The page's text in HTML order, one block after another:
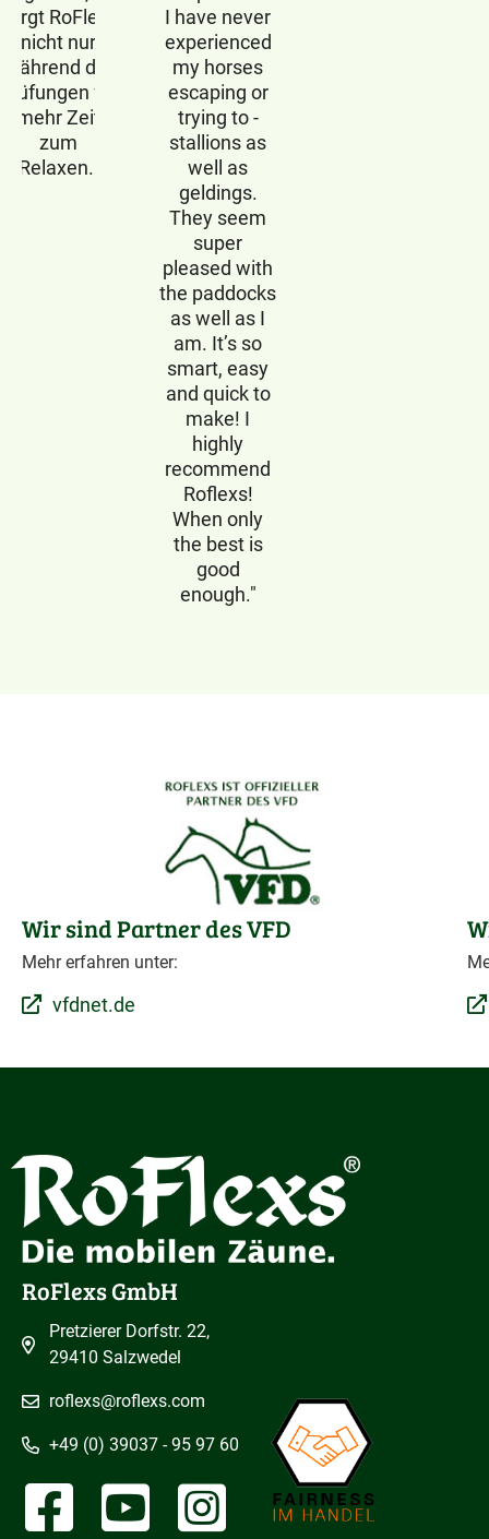
sorgt RoFlexs
nicht nur
während der
Prüfungen für
mehr Zeit
zum
Relaxen.
I have never
experienced
my horses
escaping or
trying to -
stallions as
well as
geldings.
They seem
super
pleased with
the paddocks
as well as I
am. It’s so
smart, easy
and quick to
make! I
highly
recommend
Roflexs!
When only
the best is
good
enough."
Wir sind Partner des VFD
Mehr erfahren unter:
vfdnet.de
RoFlexs GmbH
Pretzierer Dorfstr. 22,
29410 Salzwedel
roflexs@roflexs.com
+49 (0) 39037 - 95 97 60